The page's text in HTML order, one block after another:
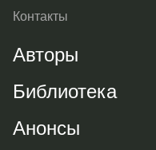
Контакты
Авторы
Библиотека
Анонсы